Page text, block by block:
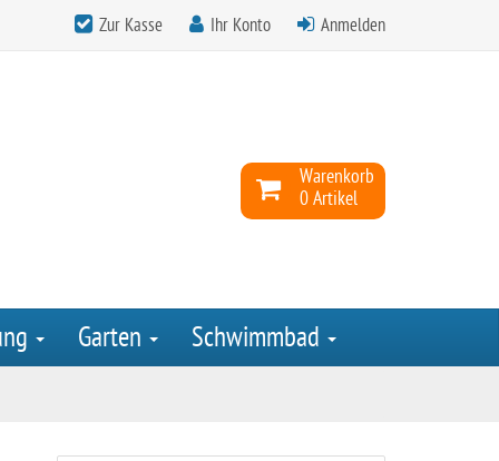
Zur Kasse Ihr Konto Anmelden
Warenkorb
0 Artikel
Garten Schwimmbad